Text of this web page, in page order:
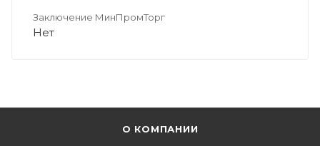
Заключение МинПромТорг
Нет
О КОМПАНИИ